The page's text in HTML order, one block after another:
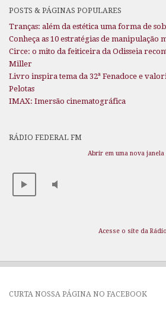
POSTS & PÁGINAS POPULARES
Tranças: além da estética uma forma de
Conheça as 10 estratégias de manipulação
Circe: o mito da feiticeira da Odisseia
Miller
Livro inspira tema da 32ª Fenadoce e
Pelotas
IMAX: Imersão cinematográfica
RÁDIO FEDERAL FM
Abrir em uma nova janela
Acesse o site da Rádio
CURTA NOSSA PÁGINA NO FACEBOOK